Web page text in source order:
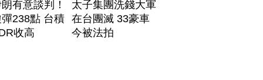
有意談判！
238點 台積
收高
太子集團洗錢大軍
在台團滅 33豪車
今被法拍